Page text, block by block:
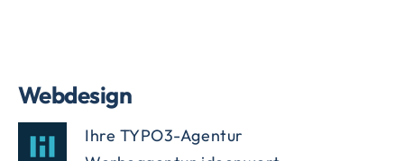
Webdesign
Ihre TYPO3-Agentur